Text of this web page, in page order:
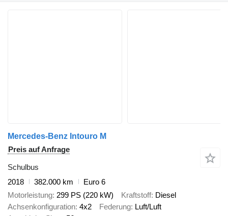
Mercedes-Benz Intouro M
Preis auf Anfrage
Schulbus
2018
382.000 km
Euro 6
Motorleistung 299 PS (220 kW) Kraftstoff Diesel
Achsenkonfiguration 4x2 Federung Luft/Luft